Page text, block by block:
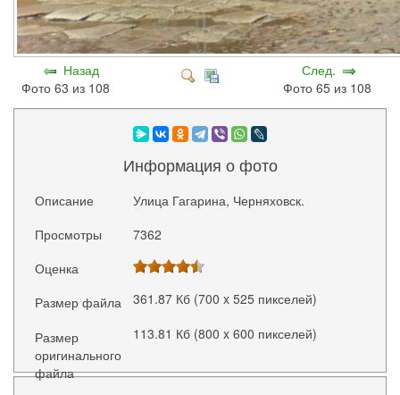
Назад
Фото 63 из 108
След.
Фото 65 из 108
Информация о фото
Описание
Улица Гагарина, Черняховск.
Просмотры
7362
Оценка
Размер файла
361.87 Кб (700 x 525 пикселей)
Размер
оригинального
файла
113.81 Кб (800 x 600 пикселей)